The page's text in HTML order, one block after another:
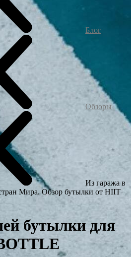
Блог
Обзоры
Из гаража в
Мира. Обзор бутылки от HIIT
бутылки для